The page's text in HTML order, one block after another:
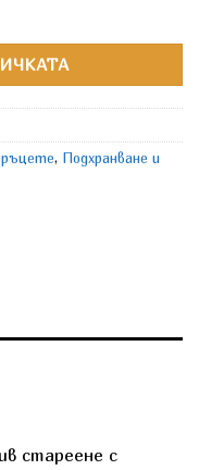
за ръце
ръцете, Подхранване и
стареене с